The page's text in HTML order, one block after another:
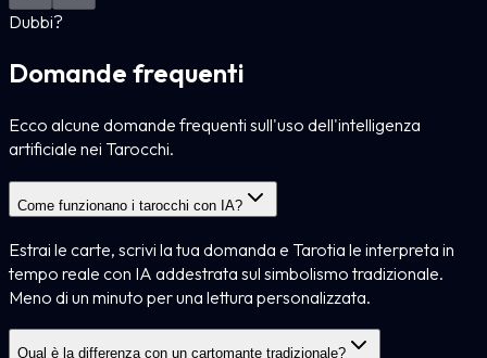
Dubbi?
Domande frequenti
Ecco alcune domande frequenti sull'uso dell'intelligenza
artificiale nei Tarocchi.
Come funzionano i tarocchi con IA?
Estrai le carte, scrivi la tua domanda e Tarotia le interpreta in
tempo reale con IA addestrata sul simbolismo tradizionale.
Meno di un minuto per una lettura personalizzata.
Qual è la differenza con un cartomante tradizionale?